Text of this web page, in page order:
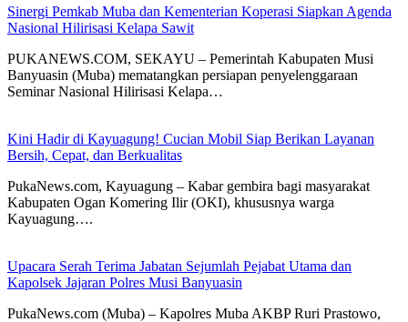
Sinergi Pemkab Muba dan Kementerian Koperasi Siapkan Agenda
Nasional Hilirisasi Kelapa Sawit
PUKANEWS.COM, SEKAYU – Pemerintah Kabupaten Musi
Banyuasin (Muba) mematangkan persiapan penyelenggaraan
Seminar Nasional Hilirisasi Kelapa…
Kini Hadir di Kayuagung! Cucian Mobil Siap Berikan Layanan
Bersih, Cepat, dan Berkualitas
PukaNews.com, Kayuagung – Kabar gembira bagi masyarakat
Kabupaten Ogan Komering Ilir (OKI), khususnya warga
Kayuagung….
Upacara Serah Terima Jabatan Sejumlah Pejabat Utama dan
Kapolsek Jajaran Polres Musi Banyuasin
PukaNews.com (Muba) – Kapolres Muba AKBP Ruri Prastowo,